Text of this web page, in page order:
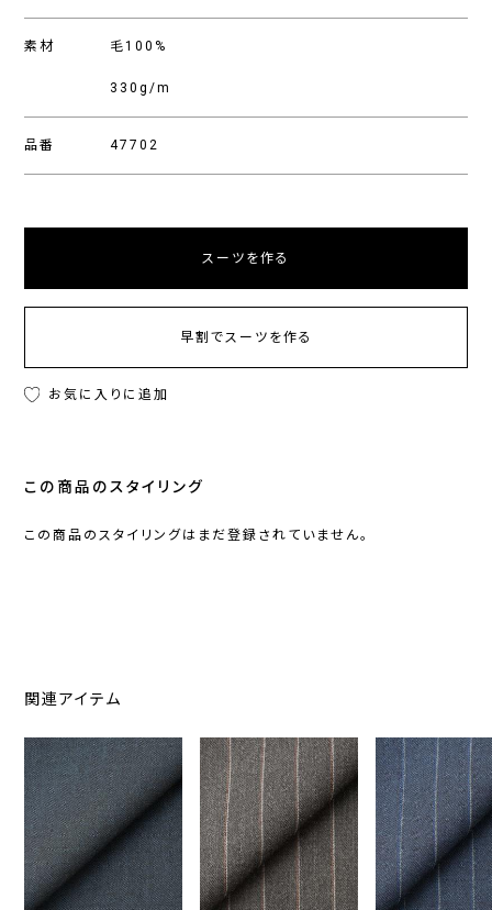
素材 毛100%
330g/m
品番 47702
スーツを作る
早割でスーツを作る
お気に入りに追加
この商品のスタイリング
この商品のスタイリングはまだ登録されていません。
関連アイテム